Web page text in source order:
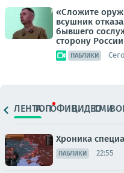
«Сложите
всушник
бывшего
сторону России
ПАБЛИКИ
ЛЕНТАТОПОФИЦ.ВИДЕОСМИ
Хроника
ПАБЛИКИ 22:55